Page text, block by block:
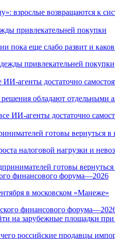
привлекательней покупки
пока еще слабо развит и
агенты достаточно
обладают
готовы вернуться в
налоговой нагрузки и
финансового форума—2026
в московском «Манеже»
на зарубежные площадки при
чего российские продавцы